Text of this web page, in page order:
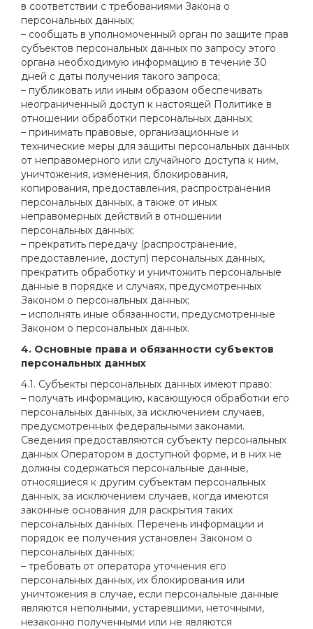
в соответствии с требованиями Закона о
персональных данных;
– сообщать в уполномоченный орган по защите прав
субъектов персональных данных по запросу этого
органа необходимую информацию в течение 30
дней с даты получения такого запроса;
– публиковать или иным образом обеспечивать
неограниченный доступ к настоящей Политике в
отношении обработки персональных данных;
– принимать правовые, организационные и
технические меры для защиты персональных данных
от неправомерного или случайного доступа к ним,
уничтожения, изменения, блокирования,
копирования, предоставления, распространения
персональных данных, а также от иных
неправомерных действий в отношении
персональных данных;
– прекратить передачу (распространение,
предоставление, доступ) персональных данных,
прекратить обработку и уничтожить персональные
данные в порядке и случаях, предусмотренных
Законом о персональных данных;
– исполнять иные обязанности, предусмотренные
Законом о персональных данных.
4. Основные права и обязанности субъектов
персональных данных
4.1. Субъекты персональных данных имеют право:
– получать информацию, касающуюся обработки его
персональных данных, за исключением случаев,
предусмотренных федеральными законами.
Сведения предоставляются субъекту персональных
данных Оператором в доступной форме, и в них не
должны содержаться персональные данные,
относящиеся к другим субъектам персональных
данных, за исключением случаев, когда имеются
законные основания для раскрытия таких
персональных данных. Перечень информации и
порядок ее получения установлен Законом о
персональных данных;
– требовать от оператора уточнения его
персональных данных, их блокирования или
уничтожения в случае, если персональные данные
являются неполными, устаревшими, неточными,
незаконно полученными или не являются